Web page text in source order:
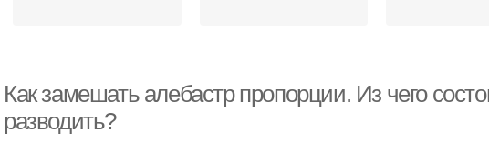
Как замешать алебастр пропорции. Из чего
разводить?